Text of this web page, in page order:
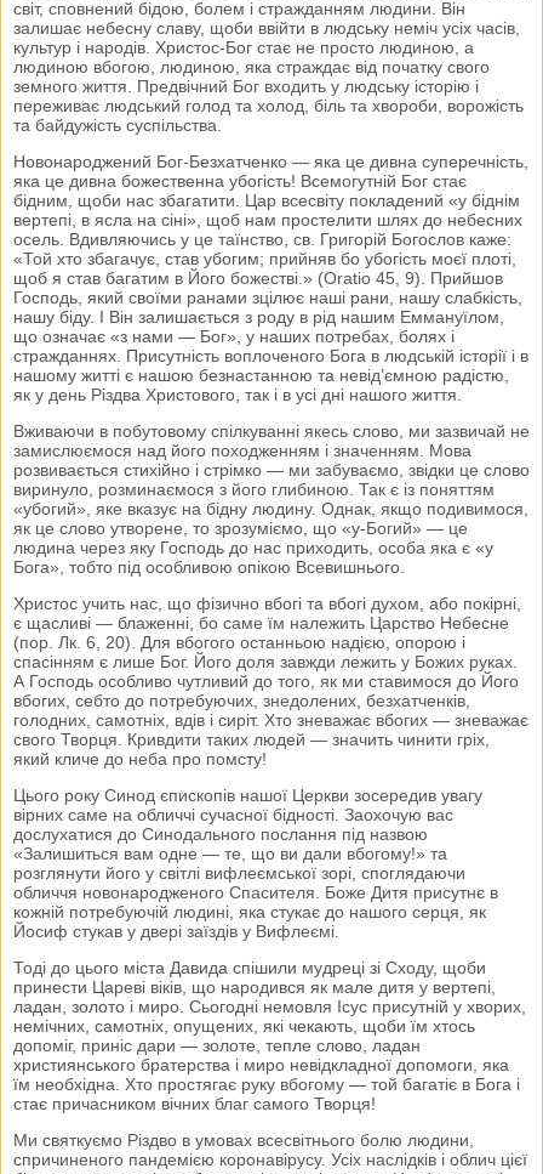
світ, сповнений бідою, болем і стражданням людини. Він
залишає небесну славу, щоби ввійти в людську неміч усіх часів,
культур і народів. Христос-Бог стає не просто людиною, а
людиною вбогою, людиною, яка страждає від початку свого
земного життя. Предвічний Бог входить у людську історію і
переживає людський голод та холод, біль та хвороби, ворожість
та байдужість суспільства.
Новонароджений Бог-Безхатченко — яка це дивна суперечність,
яка це дивна божественна убогість! Всемогутній Бог стає
бідним, щоби нас збагатити. Цар всесвіту покладений «у біднім
вертепі, в ясла на сіні», щоб нам простелити шлях до небесних
осель. Вдивляючись у це таїнство, св. Григорій Богослов каже:
«Той хто збагачує, став убогим; прийняв бо убогість моєї плоті,
щоб я став багатим в Його божестві.» (Oratio 45, 9). Прийшов
Господь, який своїми ранами зцілює наші рани, нашу слабкість,
нашу біду. І Він залишається з роду в рід нашим Еммануїлом,
що означає «з нами — Бог», у наших потребах, болях і
стражданнях. Присутність воплоченого Бога в людській історії і в
нашому житті є нашою безнастанною та невід’ємною радістю,
як у день Різдва Христового, так і в усі дні нашого життя.
Вживаючи в побутовому спілкуванні якесь слово, ми зазвичай не
замислюємося над його походженням і значенням. Мова
розвивається стихійно і стрімко — ми забуваємо, звідки це слово
виринуло, розминаємося з його глибиною. Так є із поняттям
«убогий», яке вказує на бідну людину. Однак, якщо подивимося,
як це слово утворене, то зрозуміємо, що «у-Богий» — це
людина через яку Господь до нас приходить, особа яка є «у
Бога», тобто під особливою опікою Всевишнього.
Христос учить нас, що фізично вбогі та вбогі духом, або покірні,
є щасливі — блаженні, бо саме їм належить Царство Небесне
(пор. Лк. 6, 20). Для вбогого останньою надією, опорою і
спасінням є лише Бог. Його доля завжди лежить у Божих руках.
А Господь особливо чутливий до того, як ми ставимося до Його
вбогих, себто до потребуючих, знедолених, безхатченків,
голодних, самотніх, вдів і сиріт. Хто зневажає вбогих — зневажає
свого Творця. Кривдити таких людей — значить чинити гріх,
який кличе до неба про помсту!
Цього року Синод єпископів нашої Церкви зосередив увагу
вірних саме на обличчі сучасної бідності. Заохочую вас
дослухатися до Синодального послання під назвою
«Залишиться вам одне — те, що ви дали вбогому!» та
розглянути його у світлі вифлеємської зорі, споглядаючи
обличчя новонародженого Спасителя. Боже Дитя присутнє в
кожній потребуючій людині, яка стукає до нашого серця, як
Йосиф стукав у двері заїздів у Вифлеємі.
Тоді до цього міста Давида спішили мудреці зі Сходу, щоби
принести Цареві віків, що народився як мале дитя у вертепі,
ладан, золото і миро. Сьогодні немовля Ісус присутній у хворих,
немічних, самотніх, опущених, які чекають, щоби їм хтось
допоміг, приніс дари — золоте, тепле слово, ладан
християнського братерства і миро невідкладної допомоги, яка
їм необхідна. Хто простягає руку вбогому — той багатіє в Бога і
стає причасником вічних благ самого Творця!
Ми святкуємо Різдво в умовах всесвітнього болю людини,
спричиненого пандемією коронавірусу. Усіх наслідків і облич цієї